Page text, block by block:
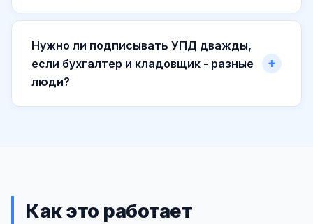
Нужно ли подписывать УПД дважды,
если бухгалтер и кладовщик - разные
люди?
Как это работает